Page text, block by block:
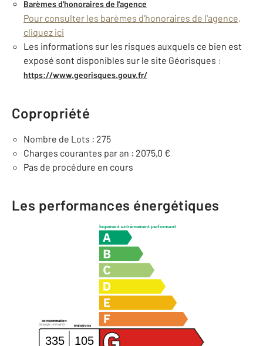
Barèmes d'honoraires de l'agence
Pour consulter les barèmes d'honoraires de l'agence,
cliquez ici
Les informations sur les risques auxquels ce bien est
exposé sont disponibles sur le site Géorisques :
https://www.georisques.gouv.fr/
Copropriété
Nombre de Lots : 275
Charges courantes par an : 2075,0 €
Pas de procédure en cours
Les performances énergétiques
logement extrêmement performant
consommation
émissions
(énergie primaire)
335 105